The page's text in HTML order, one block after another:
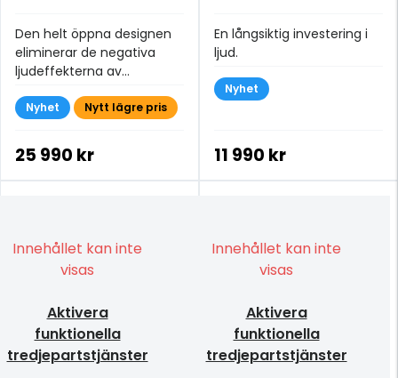
Den helt öppna designen
eliminerar de negativa
ljudeffekterna av
Nyhet Nytt lägre pris
25 990 kr
En långsiktig investering i
ljud.
Nyhet
11 990 kr
Innehållet kan inte
visas
Aktivera
funktionella
tredjepartstjänster
Innehållet kan inte
visas
Aktivera
funktionella
tredjepartstjänster